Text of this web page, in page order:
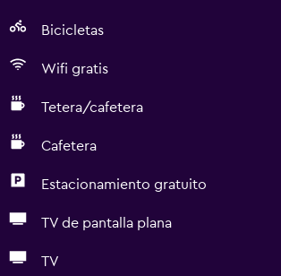
Bicicletas
Wifi gratis
Tetera/cafetera
Cafetera
Estacionamiento gratuito
TV de pantalla plana
TV